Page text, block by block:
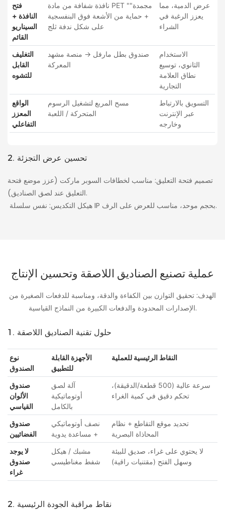
فتح
النافذة +
السيناريو
القائم
نافذة شفافة من مادة PET "مجمدة"
+ حماية من الأشعة فوق البنفسجية
على شكل ندفة ثلج
عرض الدمية، مما
يعزز الرغبة في
الشراء
التغليف
القابل
للتشوه
صندوق بطل مارفل → منصة مشهد
المعركة
الاستخدام
الثانوي، توسيع
نطاق العلامة
التجارية
الواقع
المعزز
التفاعلي
مسح المربع لتشغيل الرسوم
المتحركة / اللعبة
التسويق بالارتباط
عبر الإنترنت
وخارجه
2. تحسين عرض التجزئة
تصميم فتحة التعليق: مناسب لخطافات السوبر ماركت (عزز موضع فتحة
التعليق عند لصق الصناديق).
هيكل التكديس: نفس سلسلة IP بحجم موحد، مناسب للعرض على الرف.
عملية تصنيع الصناديق اللاصقة وتحسين الإنتاج
الهدف: تحقيق التوازن بين الكفاءة والدقة، ومناسبة للدفعات الصغيرة من
الإصدارات المحدودة والدفعات الكبيرة من النماذج القياسية.
1. حلول تقنية الصناديق اللاصقة
نوع
الصندوق
الأجهزة القابلة
للتطبيق
النقاط الرئيسية للعملية
صندوق
الألوان
القياسي
آلة لصق
أوتوماتيكية
بالكامل
سرعة عالية (500 قطعة/الدقيقة)،
تحكم دقيق في كمية الغراء
صندوق
الفضائيين
نصف أوتوماتيكي
+ مساعدة يدوية
تحديد موقع التقاطع + نظام
المحاذاة البصرية
لا يوجد
صندوق
غراء
مشبك / هيكل
شفط مغناطيسي
لا يحتوي على غراء، صديق للبيئة
وسهل الفتح (مقتنيات راقية)
2. نقاط مراقبة الجودة الرئيسية